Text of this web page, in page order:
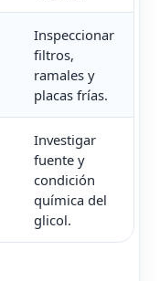
Inspeccionar
filtros,
ramales y
placas frías.
Investigar
fuente y
condición
química del
glicol.